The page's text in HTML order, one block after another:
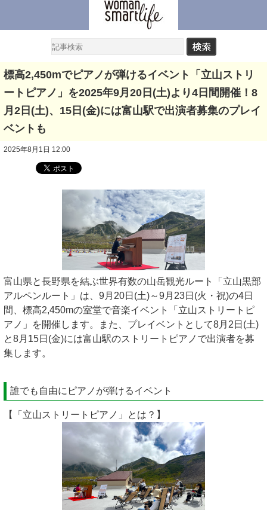
標高2,450mでピアノが弾けるイベント「立山ストリ
ートピアノ」を2025年9月20日(土)より4日間開催！8
月2日(土)、15日(金)には富山駅で出演者募集のプレイ
ベントも
2025年8月1日 12:00
富山県と長野県を結ぶ世界有数の山岳観光ルート「立山黒部
アルペンルート」は、9月20日(土)～9月23日(火・祝)の4日
間、標高2,450mの室堂で音楽イベント「立山ストリートピ
アノ」を開催します。また、プレイベントとして8月2日(土)
と8月15日(金)には富山駅のストリートピアノで出演者を募
集します。
誰でも自由にピアノが弾けるイベント
【「立山ストリートピアノ」とは？】